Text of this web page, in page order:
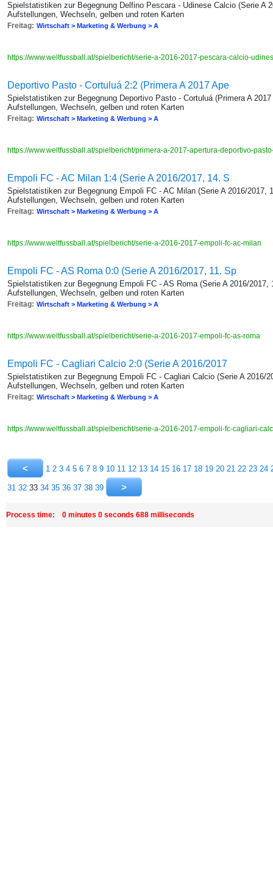
Spielstatistiken zur Begegnung Delfino Pescara - Udinese Calcio (Serie A
Aufstellungen, Wechseln, gelben und roten Karten
Freitag: Wirtschaft > Marketing & Werbung > A
https://www.weltfussball.at/spielbericht/serie-a-2016-2017-pescara-calcio-
Deportivo Pasto - Cortuluá 2:2 (Primera A 2017 Ape
Spielstatistiken zur Begegnung Deportivo Pasto - Cortuluá (Primera A
Aufstellungen, Wechseln, gelben und roten Karten
Freitag: Wirtschaft > Marketing & Werbung > A
https://www.weltfussball.at/spielbericht/primera-a-2017-apertura-deportivo-
Empoli FC - AC Milan 1:4 (Serie A 2016/2017, 14. S
Spielstatistiken zur Begegnung Empoli FC - AC Milan (Serie A 2016/2017,
Aufstellungen, Wechseln, gelben und roten Karten
Freitag: Wirtschaft > Marketing & Werbung > A
https://www.weltfussball.at/spielbericht/serie-a-2016-2017-empoli-fc-ac-milan
Empoli FC - AS Roma 0:0 (Serie A 2016/2017, 11. Sp
Spielstatistiken zur Begegnung Empoli FC - AS Roma (Serie A 2016/2017,
Aufstellungen, Wechseln, gelben und roten Karten
Freitag: Wirtschaft > Marketing & Werbung > A
https://www.weltfussball.at/spielbericht/serie-a-2016-2017-empoli-fc-as-roma
Empoli FC - Cagliari Calcio 2:0 (Serie A 2016/2017
Spielstatistiken zur Begegnung Empoli FC - Cagliari Calcio (Serie A 2016/
Aufstellungen, Wechseln, gelben und roten Karten
Freitag: Wirtschaft > Marketing & Werbung > A
https://www.weltfussball.at/spielbericht/serie-a-2016-2017-empoli-fc-cagliari-
1 2 3 4 5 6 7 8 9 10 11 12 13 14 15 16 17 18 19 20 21 22 23 24
31 32 33 34 35 36 37 38 39
Process time: 0 minutes 0 seconds 688 milliseconds